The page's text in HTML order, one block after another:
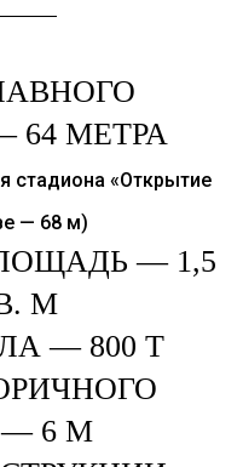
64 МЕТРА
стадиона «Открытие
— 68 м)
— 1,5
М
— 800 Т
— 6 М